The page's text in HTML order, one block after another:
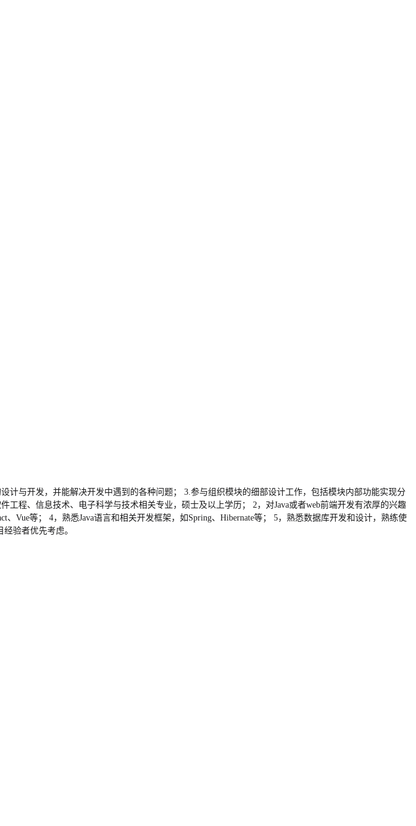
与开发，并能解决开发中遇到的各种问题； 3.参与组织模块的细部设计工作，包括模块内部功能实现分
程、信息技术、电子科学与技术相关专业，硕士及以上学历； 2，对Java或者web前端开发有浓厚的兴趣
Vue等； 4，熟悉Java语言和相关开发框架，如Spring、Hibernate等； 5，熟悉数据库开发和设计，熟练使
验者优先考虑。